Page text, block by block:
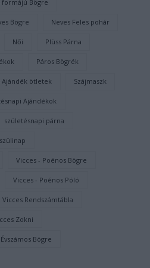
formájú Bögre
Bögre Neves Feles pohár
Női Plüss Párna
Páros Bögrék
Ajándék ötletek Szájmaszk
Ajándékok
születésnapi párna
szülinap
Vicces - Poénos Bögre
Vicces - Poénos Póló
Vicces Rendszámtábla
Zokni
Évszámos Bögre